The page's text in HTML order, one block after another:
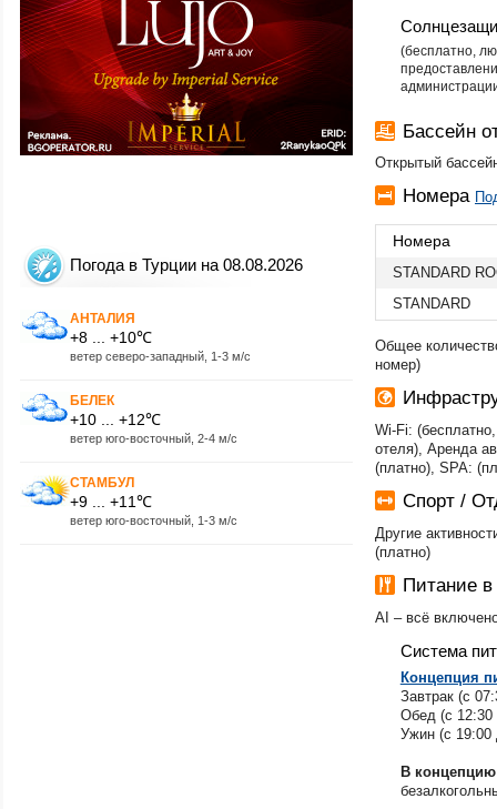
Погода в Турции на 08.08.2026
АНТАЛИЯ
+8 ... +10℃
ветер северо-западный, 1-3 м/с
БЕЛЕК
+10 ... +12℃
ветер юго-восточный, 2-4 м/с
СТАМБУЛ
+9 ... +11℃
ветер юго-восточный, 1-3 м/с
​(бесплатно,
Бассейн
Открытый
Номера
Номера
STANDARD
STANDARD
Общее
номер)
Wi-Fi:
отеля), Аренда
(платно), SPA:
Спорт /
Другие
(платно)
Питание в
AI – всё
Система
Концепция
Завтрак (с
Обед (с
Ужин (с
В